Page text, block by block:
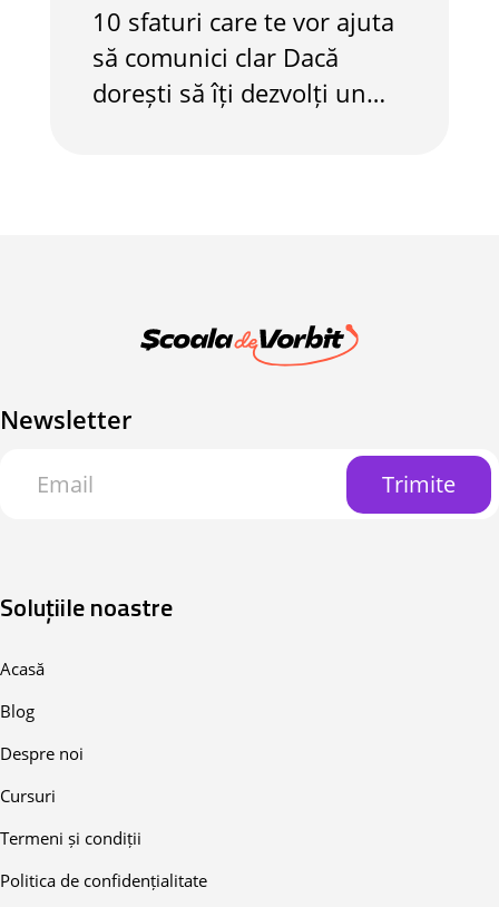
10 sfaturi care te vor ajuta
să comunici clar Dacă
dorești să îți dezvolți un
vorbitori nativi este
esențială pentru a...
Newsletter
Trimite
Soluțiile noastre
Acasă
Blog
Despre noi
Cursuri
Termeni și condiții
Politica de confidențialitate